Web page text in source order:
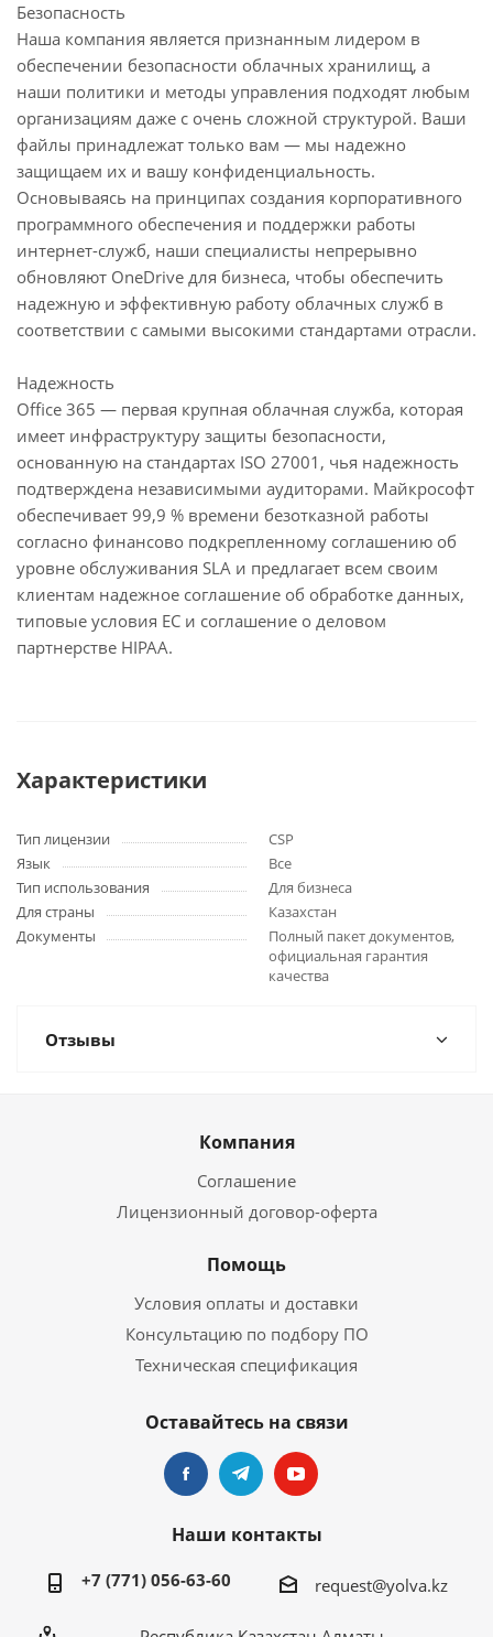
Безопасность
Наша компания является признанным лидером в
обеспечении безопасности облачных хранилищ, а
наши политики и методы управления подходят любым
организациям даже с очень сложной структурой. Ваши
файлы принадлежат только вам — мы надежно
защищаем их и вашу конфиденциальность.
Основываясь на принципах создания корпоративного
программного обеспечения и поддержки работы
интернет-служб, наши специалисты непрерывно
обновляют OneDrive для бизнеса, чтобы обеспечить
надежную и эффективную работу облачных служб в
соответствии с самыми высокими стандартами отрасли.
Надежность
Office 365 — первая крупная облачная служба, которая
имеет инфраструктуру защиты безопасности,
основанную на стандартах ISO 27001, чья надежность
подтверждена независимыми аудиторами. Майкрософт
обеспечивает 99,9 % времени безотказной работы
согласно финансово подкрепленному соглашению об
уровне обслуживания SLA и предлагает всем своим
клиентам надежное соглашение об обработке данных,
типовые условия ЕС и соглашение о деловом
партнерстве HIPAA.
Характеристики
Тип лицензии
CSP
Язык
Все
Тип использования
Для бизнеса
Для страны
Казахстан
Документы
Полный пакет документов,
официальная гарантия
качества
Отзывы
Компания
Соглашение
Лицензионный договор-оферта
Помощь
Условия оплаты и доставки
Консультацию по подбору ПО
Техническая спецификация
Оставайтесь на связи
Наши контакты
+7 (771) 056-63-60 request@yolva.kz